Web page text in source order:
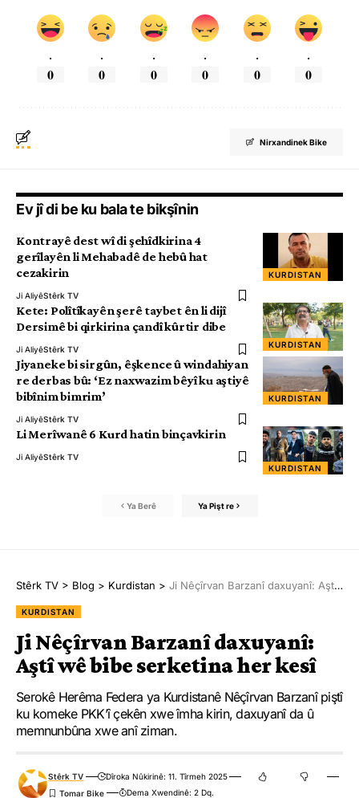
.
0
.
0
.
0
.
0
.
0
.
0
Nirxandinek Bike
Ev jî di be ku bala te bikşînin
KURDISTAN
Kontrayê dest wî di şehîdkirina 4
gerîlayên li Mehabadê de hebû hat
cezakirin
Ji AliyêStêrk TV
KURDISTAN
Kete: Polîtîkayên şerê taybet ên li dijî
Dersimê bi qirkirina çandî kûrtir dibe
Ji AliyêStêrk TV
KURDISTAN
Jiyaneke bi sirgûn, êşkence û windahiyan
re derbas bû: ‘Ez naxwazim bêyî ku aştiyê
bibînim bimrim’
Ji AliyêStêrk TV
KURDISTAN
Li Merîwanê 6 Kurd hatin binçavkirin
Ji AliyêStêrk TV
Ya Berê Ya Pişt re
Stêrk TV > Blog > Kurdistan > Ji Nêçîrvan Barzanî daxuyanî: Aştî wê bibe serketina her kesî
KURDISTAN
Ji Nêçîrvan Barzanî daxuyanî:
Aştî wê bibe serketina her kesî
Serokê Herêma Federa ya Kurdistanê Nêçîrvan Barzanî piştî
ku komeke PKK’î çekên xwe îmha kirin, daxuyanî da û
memnunbûna xwe anî ziman.
Stêrk TV
Dîroka Nûkirinê: 11. Tîrmeh 2025
Dema Xwendinê: 2 Dq.